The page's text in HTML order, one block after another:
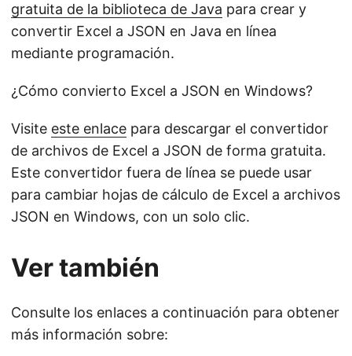
gratuita de la biblioteca de Java para crear y
convertir Excel a JSON en Java en línea
mediante programación.
¿Cómo convierto Excel a JSON en Windows?
Visite este enlace para descargar el convertidor
de archivos de Excel a JSON de forma gratuita.
Este convertidor fuera de línea se puede usar
para cambiar hojas de cálculo de Excel a archivos
JSON en Windows, con un solo clic.
Ver también
Consulte los enlaces a continuación para obtener
más información sobre: